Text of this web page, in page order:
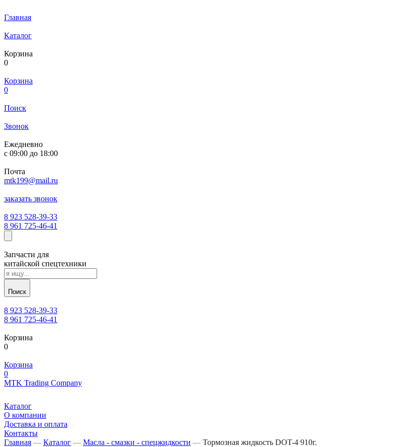
Главная
Каталог
Корзина
0
Корзина
0
Поиск
Звонок
Ежедневно
с 09:00 до 18:00
Почта
mtk199@mail.ru
заказать звонок
8 923 528-39-33
8 961 725-46-41
Запчасти для
китайской спецтехники
Поиск
8 923 528-39-33
8 961 725-46-41
Корзина
0
Корзина
0
MTK Trading Company
Каталог
О компании
Доставка и оплата
Контакты
Главная — Каталог — Масла - смазки - спецжидкости — Тормозная жидкость DOT-4 910г.